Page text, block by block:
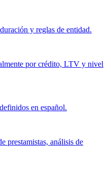
y reglas de entidad.
por crédito, LTV y nivel
en español.
prestamistas, análisis de